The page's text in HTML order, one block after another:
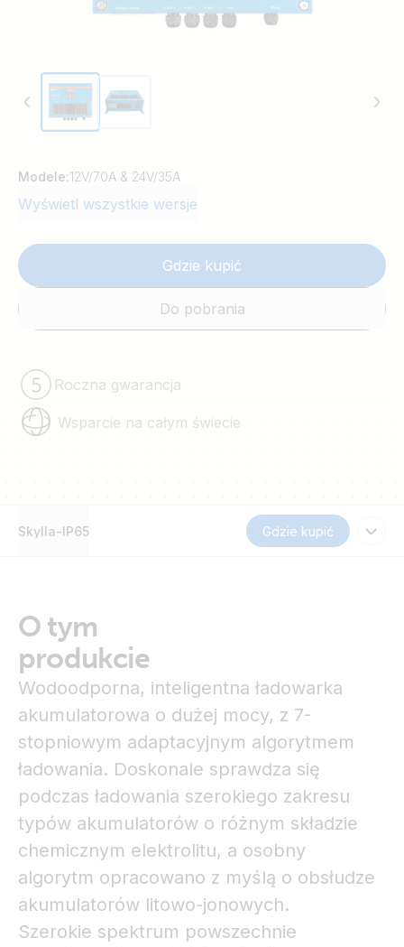
Modele:12V/70A & 24V/35A
Wyświetl wszystkie wersje
Gdzie kupić
Do pobrania
Roczna gwarancja
Wsparcie na całym świecie
Skylla-IP65 Gdzie kupić
O tym
produkcie
Wodoodporna, inteligentna ładowarka
akumulatorowa o dużej mocy, z 7-
stopniowym adaptacyjnym algorytmem
ładowania. Doskonale sprawdza się
podczas ładowania szerokiego zakresu
typów akumulatorów o różnym składzie
chemicznym elektrolitu, a osobny
algorytm opracowano z myślą o obsłudze
akumulatorów litowo-jonowych.
Szerokie spektrum powszechnie